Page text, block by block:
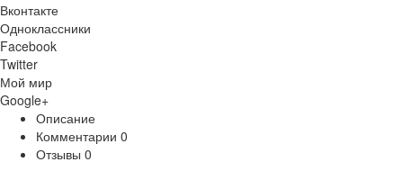
Вконтакте
Одноклассники
Facebook
Twitter
Мой мир
Google+
Описание
Комментарии 0
Отзывы 0